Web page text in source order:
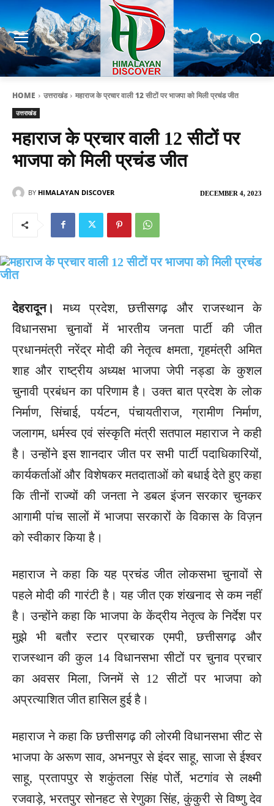
HOME उत्तराखंड महाराज के प्रचार वाली 12 सीटों पर भाजपा को मिली प्रचंड जीत
उत्तराखंड
महाराज के प्रचार वाली 12 सीटों पर
भाजपा को मिली प्रचंड जीत
DECEMBER 4, 2023
BY HIMALAYAN DISCOVER
देहरादून।
मध्य प्रदेश, छत्तीसगढ़ और राजस्थान के
विधानसभा चुनावों में भारतीय जनता पार्टी की जीत
प्रधानमंत्री नरेंद्र मोदी की नेतृत्व क्षमता, गृहमंत्री अमित
शाह और राष्ट्रीय अध्यक्ष भाजपा जेपी नड्डा के कुशल
चुनावी प्रबंधन का परिणाम है। उक्त बात प्रदेश के लोक
निर्माण, सिंचाई, पर्यटन, पंचायतीराज, ग्रामीण निर्माण,
जलागम, धर्मस्व एवं संस्कृति मंत्री सतपाल महाराज ने कही
है। उन्होंने इस शानदार जीत पर सभी पार्टी पदाधिकारियों,
कार्यकर्ताओं और विशेषकर मतदाताओं को बधाई देते हुए कहा
कि तीनों राज्यों की जनता ने डबल इंजन सरकार चुनकर
आगामी पांच सालों में भाजपा सरकारों के विकास के विज़न
को स्वीकार किया है।
महाराज ने कहा कि यह प्रचंड जीत लोकसभा चुनावों से
पहले मोदी की गारंटी है। यह जीत एक शंखनाद से कम नहीं
है। उन्होंने कहा कि भाजपा के केंद्रीय नेतृत्व के निर्देश पर
मुझे भी बतौर स्टार प्रचारक एमपी, छत्तीसगढ़ और
राजस्थान की कुल 14 विधानसभा सीटों पर चुनाव प्रचार
का अवसर मिला, जिनमें से 12 सीटों पर भाजपा को
अप्रत्याशित जीत हासिल हुई है।
महाराज ने कहा कि छत्तीसगढ़ की लोरमी विधानसभा सीट से
भाजपा के अरूण साव, अभनपुर से इंदर साहू, साजा से ईश्वर
साहू, प्रतापपुर से शकुंतला सिंह पोर्ते, भटगांव से लक्ष्मी
रजवाड़े, भरतपुर सोनहट से रेणुका सिंह, कुंकुरी से विष्णु देव